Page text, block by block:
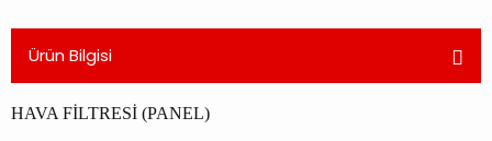
Ürün Bilgisi
HAVA FİLTRESİ (PANEL)